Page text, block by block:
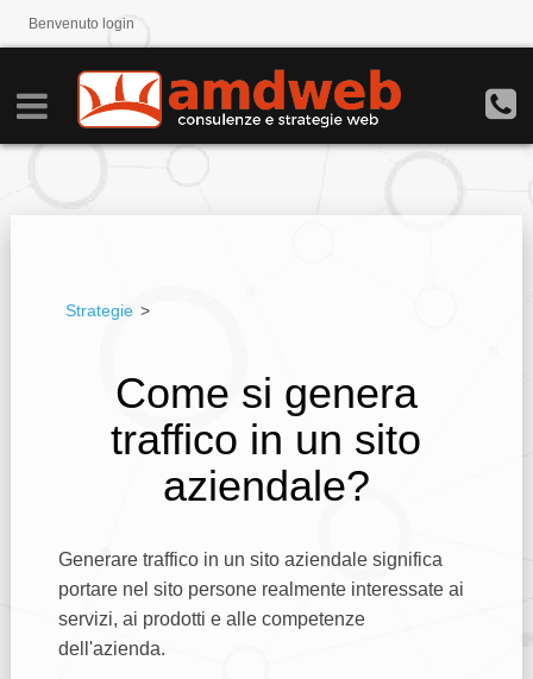
Benvenuto login
Strategie >
Come si genera
traffico in un sito
aziendale?
Generare traffico in un sito aziendale significa
portare nel sito persone realmente interessate ai
servizi, ai prodotti e alle competenze
dell'azienda.